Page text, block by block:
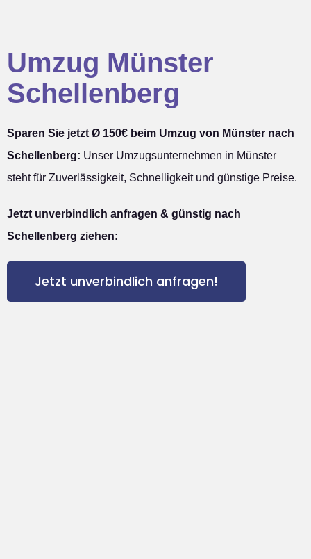
Umzug Münster
Schellenberg
Sparen Sie jetzt Ø 150€ beim Umzug von Münster nach
Schellenberg: Unser Umzugsunternehmen in Münster
steht für Zuverlässigkeit, Schnelligkeit und günstige Preise.
Jetzt unverbindlich anfragen & günstig nach
Schellenberg ziehen:
Jetzt unverbindlich anfragen!